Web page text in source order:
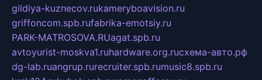
gildiya-kuznecov.rukameryboavision.ru
griffoncom.spb.rufabrika-emotsiy.ru
PARK-MATROSOVA.RUagat.spb.ru
avtoyurist-moskva1.ruhardware.org.ruсхема-авто.рф
dg-lab.ruangrup.rurecruiter.spb.rumusic8.spb.ru